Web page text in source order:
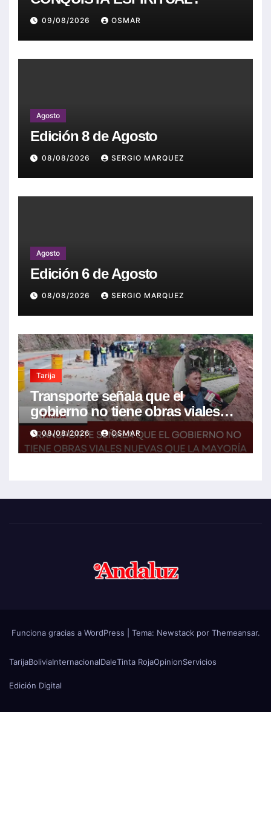
09/08/2026 OSMAR
Agosto
Edición 8 de Agosto
08/08/2026 SERGIO MARQUEZ
Agosto
Edición 6 de Agosto
08/08/2026 SERGIO MARQUEZ
Tarija
Transporte señala que el
gobierno no tiene obras viales
nuevas que la mayoría son de la
anterior gestión
08/08/2026 OSMAR
Funciona gracias a WordPress Tema: Newstackpor Themeansar.
TarijaBoliviaInternacionalDaleTinta RojaOpinionServicios
Edición Digital